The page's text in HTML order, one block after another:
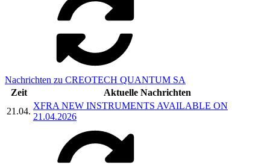
Nachrichten zu CREOTECH QUANTUM SA
Zeit
Aktuelle Nachrichten
21.04.
XFRA NEW INSTRUMENTS AVAILABLE ON
21.04.2026